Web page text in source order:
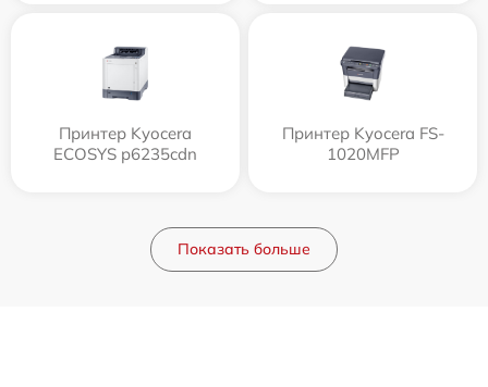
Принтер Kyocera
ECOSYS p6235cdn
Принтер Kyocera FS-
1020MFP
Показать больше